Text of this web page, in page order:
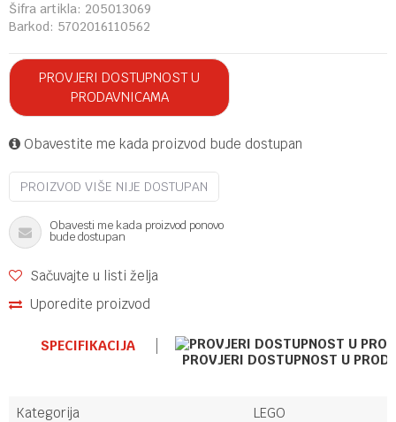
Šifra artikla: 205013069
Barkod: 5702016110562
PROVJERI DOSTUPNOST U
PRODAVNICAMA
Obavestite me kada proizvod bude dostupan
PROIZVOD VIŠE NIJE DOSTUPAN
Obavesti me kada proizvod ponovo
bude dostupan
Sačuvajte u listi želja
Uporedite proizvod
SPECIFIKACIJA
PROVJERI DOSTUPNOST U
Kategorija
LEGO